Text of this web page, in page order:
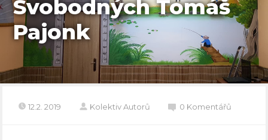
Svobodných Tomáš
Pajonk
12.2. 2019 Kolektiv Autorů 0 Komentářů